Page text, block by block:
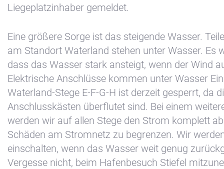
Liegeplatzinhaber gemeldet.
Eine größere Sorge ist das steigende Wasser.
am Standort Waterland stehen unter Wasser. Es
dass das Wasser stark ansteigt, wenn der Wind
Elektrische Anschlüsse kommen unter Wasser
Waterland-Stege E-F-G-H ist derzeit gesperrt, da
Anschlusskästen überflutet sind. Bei einem
werden wir auf allen Stege den Strom komplett
Schäden am Stromnetz zu begrenzen. Wir
einschalten, wenn das Wasser weit genug
Vergesse nicht, beim Hafenbesuch Stiefel